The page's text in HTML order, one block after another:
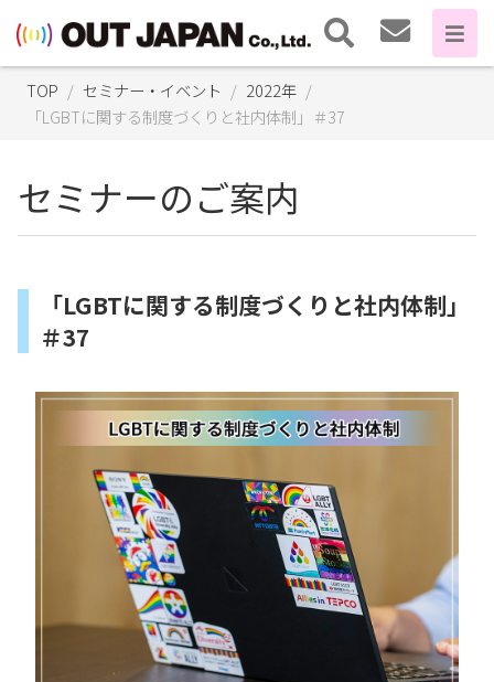
TOP セミナー・イベント
2022年
「LGBTに関する制度づくりと社内体制」＃37
セミナーのご案内
「LGBTに関する制度づくりと社内体制」
＃37